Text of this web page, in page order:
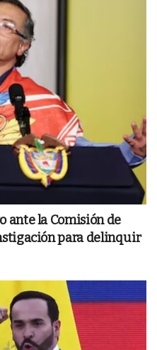
ante la Comisión de
para delinquir